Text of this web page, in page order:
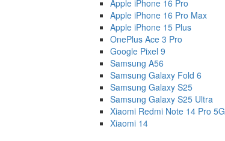
Apple iPhone 16 Pro
Apple iPhone 16 Pro Max
Apple iPhone 15 Plus
OnePlus Ace 3 Pro
Google Pixel 9
Samsung A56
Samsung Galaxy Fold 6
Samsung Galaxy S25
Samsung Galaxy S25 Ultra
Xiaomi Redmi Note 14 Pro 5G
Xiaomi 14